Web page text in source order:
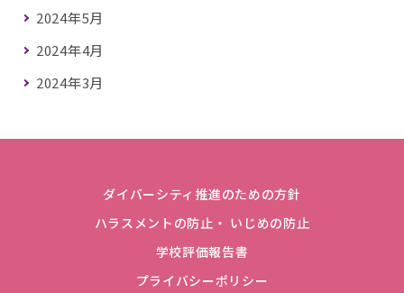
2024年5月
2024年4月
2024年3月
ダイバーシティ推進のための方針
ハラスメントの防止・ いじめの防止
学校評価報告書
プライバシーポリシー